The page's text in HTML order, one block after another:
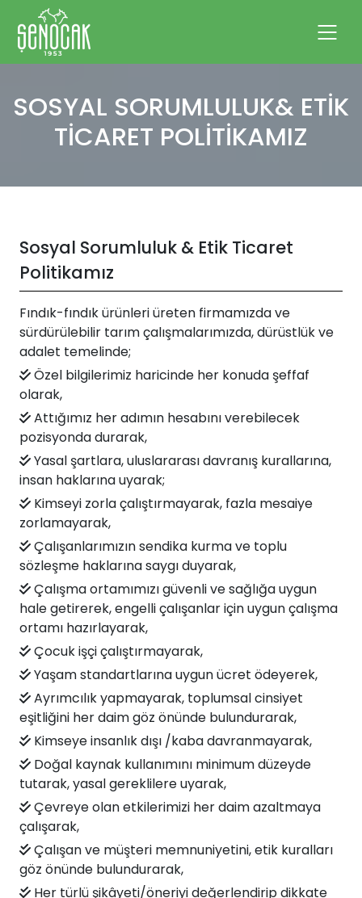
SOSYAL SORUMLULUK& ETİK
TİCARET POLİTİKAMIZ
Sosyal Sorumluluk & Etik Ticaret
Politikamız
Fındık-fındık ürünleri üreten firmamızda ve
sürdürülebilir tarım çalışmalarımızda, dürüstlük ve
adalet temelinde;
Özel bilgilerimiz haricinde her konuda şeffaf
olarak,
Attığımız her adımın hesabını verebilecek
pozisyonda durarak,
Yasal şartlara, uluslararası davranış kurallarına,
insan haklarına uyarak;
Kimseyi zorla çalıştırmayarak, fazla mesaiye
zorlamayarak,
Çalışanlarımızın sendika kurma ve toplu
sözleşme haklarına saygı duyarak,
Çalışma ortamımızı güvenli ve sağlığa uygun
hale getirerek, engelli çalışanlar için uygun çalışma
ortamı hazırlayarak,
Çocuk işçi çalıştırmayarak,
Yaşam standartlarına uygun ücret ödeyerek,
Ayrımcılık yapmayarak, toplumsal cinsiyet
eşitliğini her daim göz önünde bulundurarak,
Kimseye insanlık dışı /kaba davranmayarak,
Doğal kaynak kullanımını minimum düzeyde
tutarak, yasal gereklilere uyarak,
Çevreye olan etkilerimizi her daim azaltmaya
çalışarak,
Çalışan ve müşteri memnuniyetini, etik kuralları
göz önünde bulundurarak,
Her türlü şikâyeti/öneriyi değerlendirip dikkate